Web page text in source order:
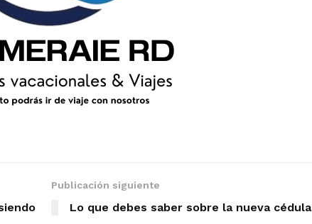
Publicación siguiente
Lo que debes saber sobre la nueva cédula